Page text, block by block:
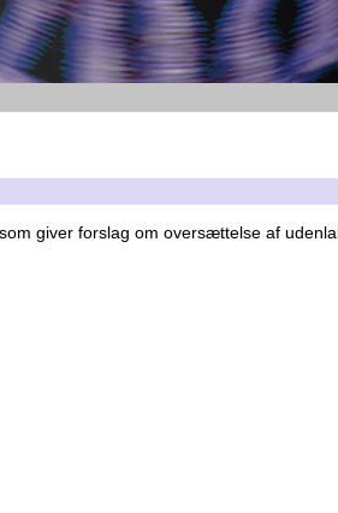
giver forslag om oversættelse af